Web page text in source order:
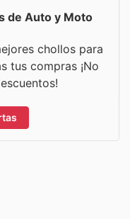
de Auto y Moto
chollos para
tus compras ¡No